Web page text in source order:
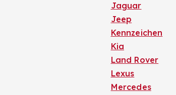
Jaguar
Jeep
Kennzeichen
Kia
Land Rover
Lexus
Mercedes